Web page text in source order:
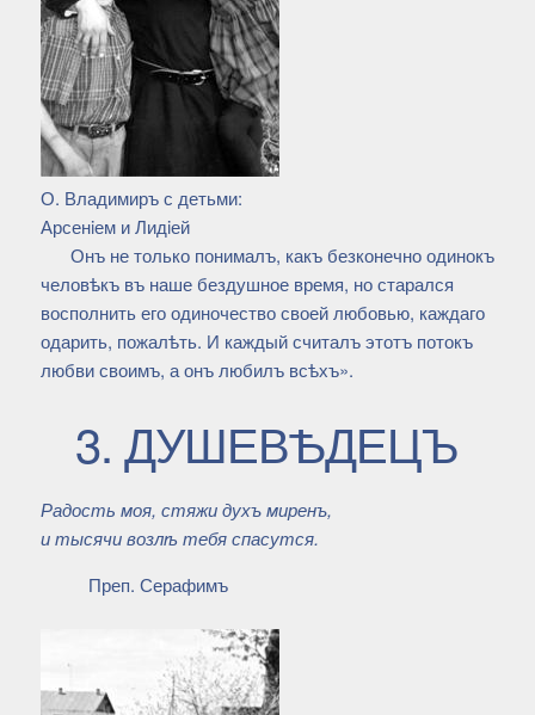
О. Владимиръ с детьми:
Арсенiем и Лидiей
Онъ не только понималъ, какъ безконечно одинокъ
человѣкъ въ наше бездушное время, но старался
восполнить его одиночество своей любовью, каждаго
одарить, пожалѣть. И каждый считалъ этотъ потокъ
любви своимъ, а онъ любилъ всѣхъ».
3. ДУШЕВѢДЕЦЪ
Радость моя, стяжи духъ миренъ,
и тысячи возлѣ тебя спасутся.
Преп. Серафимъ